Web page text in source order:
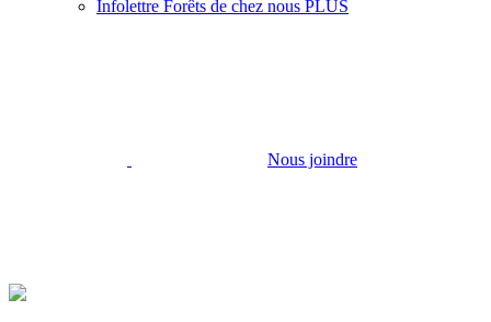
Infolettre Forêts de chez nous PLUS
Nous joindre